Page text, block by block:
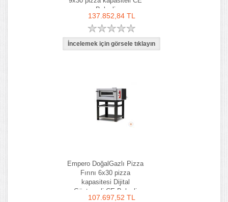
Belgeli
137.852,84 TL
Empero DoğalGazlı Pizza
Fırını 6x30 pizza
kapasitesi Dijital
Göstergeli CE Belgeli
107.697,52 TL